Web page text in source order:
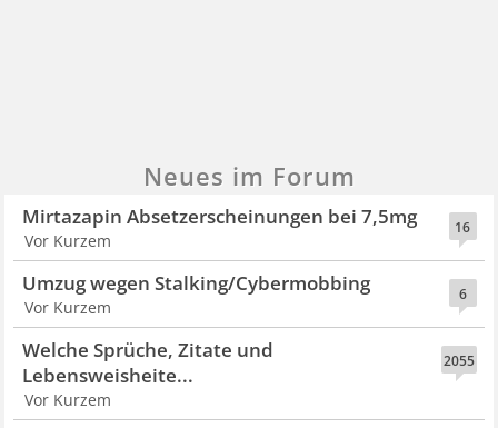
Neues im Forum
16
Mirtazapin Absetzerscheinungen bei 7,5mg
Vor Kurzem
6
Umzug wegen Stalking/Cybermobbing
Vor Kurzem
2055
Welche Sprüche, Zitate und
Lebensweisheite...
Vor Kurzem